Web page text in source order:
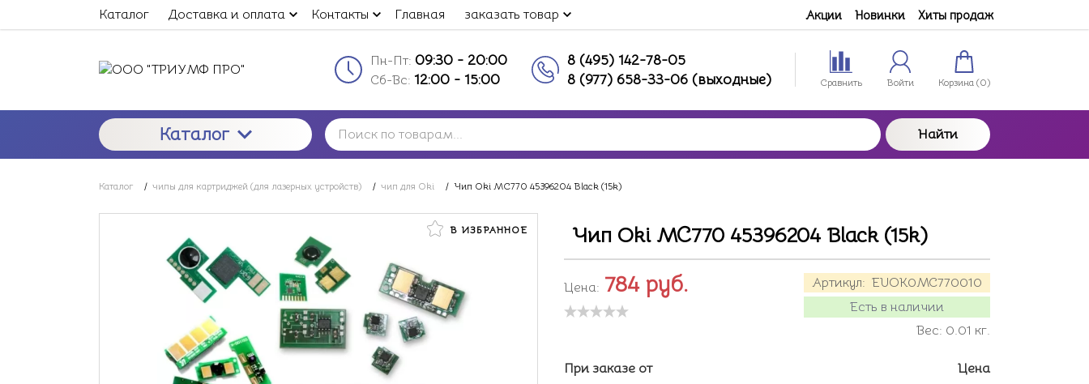
Каталог Доставка и оплата Контакты Главная заказать товар Акции Новинки Хиты продаж
Пн-Пт: 09:30 - 20:00
Сб-Вс: 12:00 - 15:00
8 (495) 142-78-05
8 (977) 658-33-06 (выходные)
Сравнить Войти Корзина (0)
Каталог Найти
Каталог / чипы для картриджей (для лазерных устройств) / чип для Oki / Чип Oki MC770 45396204 Black (15k)
В ИЗБРАННОЕ Чип Oki MC770 45396204 Black (15k)
Артикул: EUOK0MC770010
Есть в наличии
Вес: 0.01 кг.
Цена: 784 руб.
При заказе от
Цена